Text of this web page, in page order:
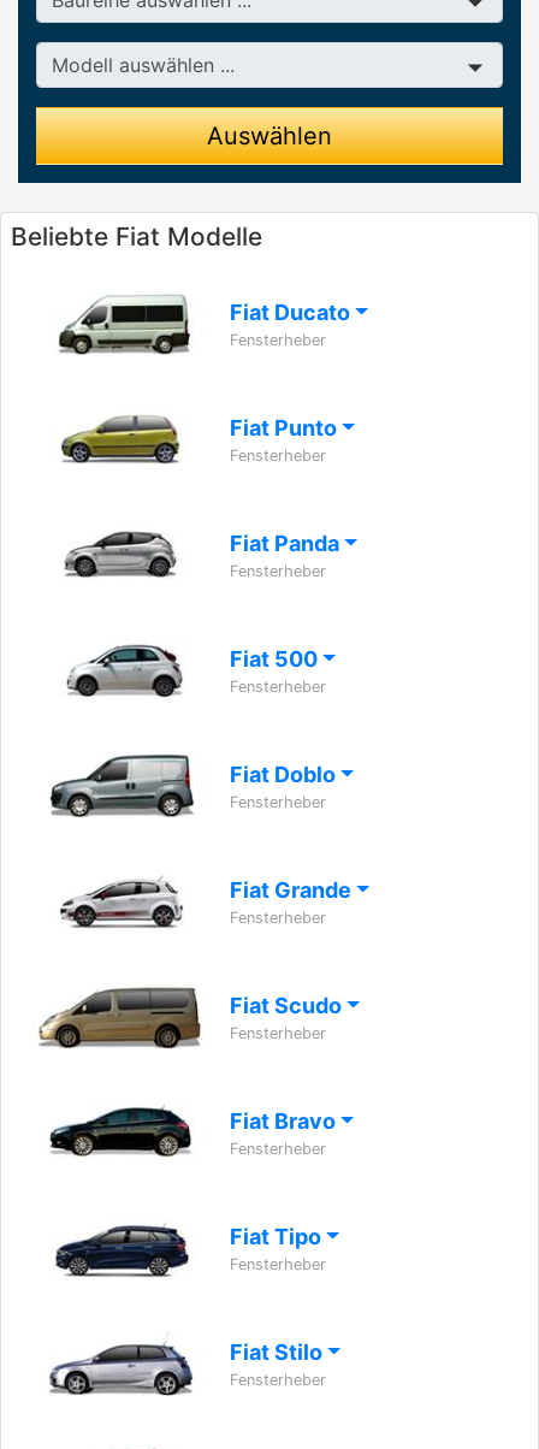
Modell
Auswählen
Beliebte Fiat Modelle
Fiat Ducato
Fensterheber
Fiat Punto
Fensterheber
Fiat Panda
Fensterheber
Fiat 500
Fensterheber
Fiat Doblo
Fensterheber
Fiat Grande
Fensterheber
Fiat Scudo
Fensterheber
Fiat Bravo
Fensterheber
Fiat Tipo
Fensterheber
Fiat Stilo
Fensterheber